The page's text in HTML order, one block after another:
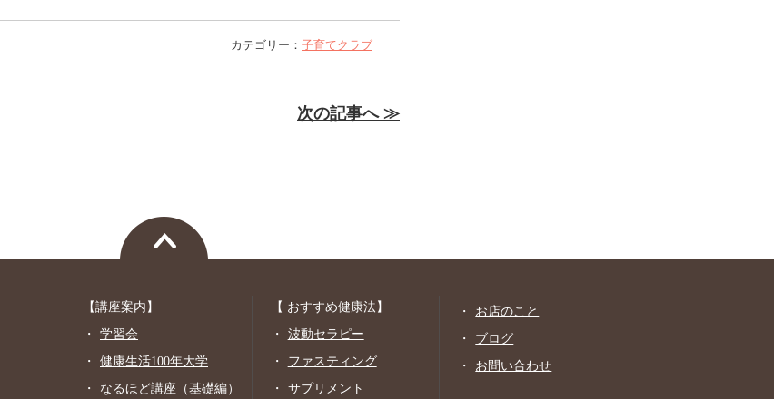
カテゴリー： 子育てクラブ
次の記事へ ≫
【講座案内】
学習会
健康生活100年大学
なるほど講座（基礎編）
【 おすすめ健康法】
波動セラピー
ファスティング
サプリメント
お店のこと
ブログ
お問い合わせ